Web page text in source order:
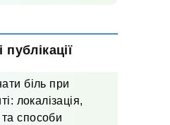
публікації
біль при
локалізація,
способи